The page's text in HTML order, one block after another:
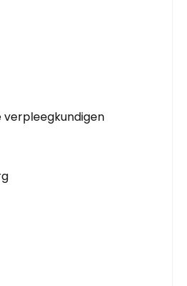
verpleegkundigen